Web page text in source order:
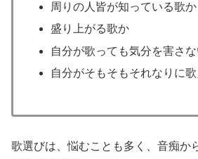
周りの人皆が知っている歌か
盛り上がる歌か
自分が歌っても気分を害さ
自分がそもそもそれなりに
歌選びは、悩むことも多く、音痴か